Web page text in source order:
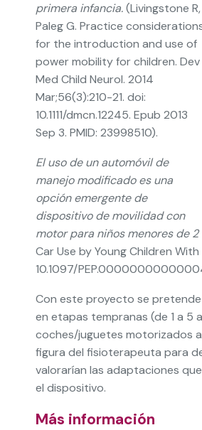
primera infancia.(Livingstone R,
Paleg G. Practice
for the introduction and use of
power mobility for children. Dev
Med Child Neurol. 2014
Mar;56(3):210-21. doi:
10.1111/dmcn.12245. Epub 2013
Sep 3. PMID: 23998510).
El uso de un automóvil de
manejo modificado es una
opción emergente de
dispositivo de movilidad con
motor para niños menores de 2
Car Use by Young Children
10.1097/
Con este proyecto se
en etapas tempranas (de 1 a 5
coches/juguetes motorizados
figura del fisioterapeuta para
valorarían las adaptaciones
el dispositivo.
Más información